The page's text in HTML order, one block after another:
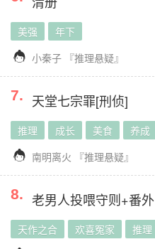
美强 年下
 小秦子 『推理悬疑』
7. 天堂七宗罪[刑侦]
推理 成长 美食 养成
 南明离火 『推理悬疑』
8. 老男人投喂守则+番外
天作之合 欢喜冤家 推理